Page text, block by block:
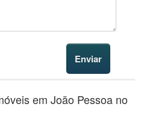
em João Pessoa no